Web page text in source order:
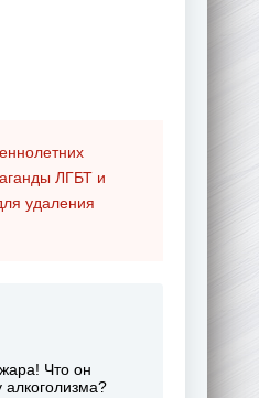
ЛГБТ и
удаления
Что он
алкоголизма?